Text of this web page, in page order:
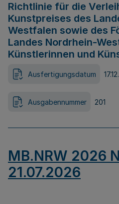
Richtlinie für die
Kunstpreises des
Westfalen sowie des
Landes Nordrhein-
Künstlerinnen und
Ausfertigungsdatum
Ausgabennummer 201
MB.NRW 2026
21.07.2026